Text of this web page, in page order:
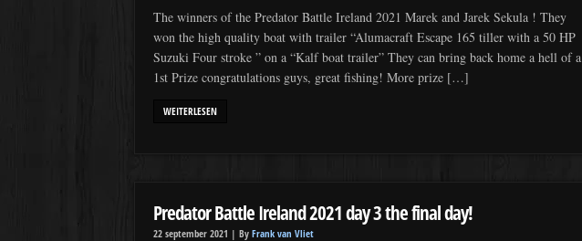
The winners of the Predator Battle Ireland 2021 Marek and Jarek Sekula ! They
won the high quality boat with trailer “Alumacraft Escape 165 tiller with a 50 HP
Suzuki Four stroke ” on a “Kalf boat trailer” They can bring back home a hell of a
1st Prize congratulations guys, great fishing! More prize […]
WEITERLESEN
Predator Battle Ireland 2021 day 3 the final day!
22 september 2021 | By Frank van Vliet